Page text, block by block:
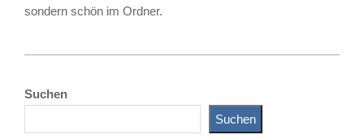
sondern schön im Ordner.
25
Suchen
Suchen